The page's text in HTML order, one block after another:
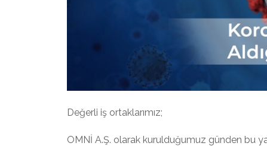
Değerli iş ortaklarımız;
OMNİ A.Ş. olarak kurulduğumuz günden bu